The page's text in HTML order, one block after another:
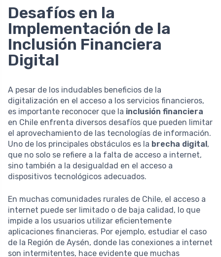
Desafíos en la
Implementación de la
Inclusión Financiera
Digital
A pesar de los indudables beneficios de la
digitalización en el acceso a los servicios financieros,
es importante reconocer que la inclusión financiera
en Chile enfrenta diversos desafíos que pueden limitar
el aprovechamiento de las tecnologías de información.
Uno de los principales obstáculos es la brecha digital,
que no solo se refiere a la falta de acceso a internet,
sino también a la desigualdad en el acceso a
dispositivos tecnológicos adecuados.
En muchas comunidades rurales de Chile, el acceso a
internet puede ser limitado o de baja calidad, lo que
impide a los usuarios utilizar eficientemente
aplicaciones financieras. Por ejemplo, estudiar el caso
de la Región de Aysén, donde las conexiones a internet
son intermitentes, hace evidente que muchas